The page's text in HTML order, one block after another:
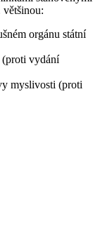
orgánu státní
(proti vydání
myslivosti (proti